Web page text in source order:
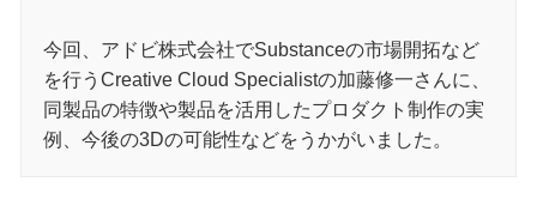
今回、アドビ株式会社でSubstanceの市場開拓など
を行うCreative Cloud Specialistの加藤修一さんに、
同製品の特徴や製品を活用したプロダクト制作の実
例、今後の3Dの可能性などをうかがいました。